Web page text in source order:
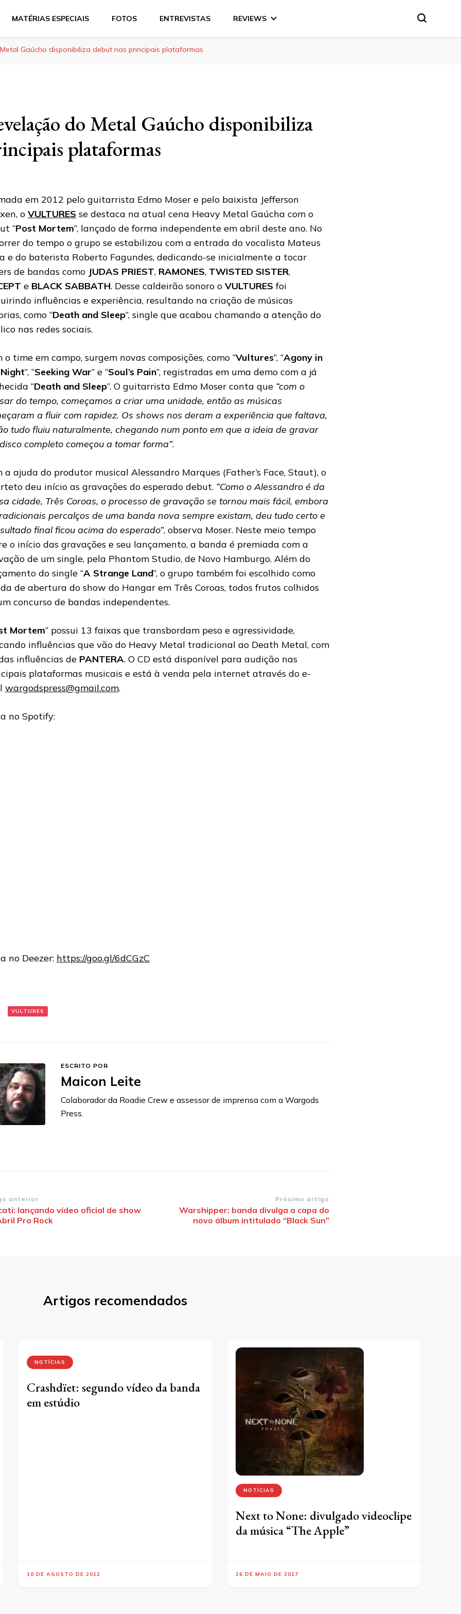
MATÉRIAS ESPECIAIS FOTOS ENTREVISTAS REVIEWS
Gaúcho disponibiliza debut nas principais plataformas
do Metal Gaúcho disponibiliza
plataformas
em 2012 pelo guitarrista Edmo Moser e pelo baixista Jefferson
o VULTURES se destaca na atual cena Heavy Metal Gaúcha com o
“Post Mortem”, lançado de forma independente em abril deste ano. No
do tempo o grupo se estabilizou com a entrada do vocalista Mateus
e do baterista Roberto Fagundes, dedicando-se inicialmente a tocar
de bandas como JUDAS PRIEST, RAMONES, TWISTED SISTER,
e BLACK SABBATH. Desse caldeirão sonoro o VULTURES foi
influências e experiência, resultando na criação de músicas
como “Death and Sleep”, single que acabou chamando a atenção do
nas redes sociais.
o time em campo, surgem novas composições, como “Vultures”, “Agony in
”, “Seeking War” e “Soul’s Pain”, registradas em uma demo com a já
“Death and Sleep”. O guitarrista Edmo Moser conta que “com o
do tempo, começamos a criar uma unidade, então as músicas
a fluir com rapidez. Os shows nos deram a experiência que faltava,
tudo fluiu naturalmente, chegando num ponto em que a ideia de gravar
completo começou a tomar forma”.
a ajuda do produtor musical Alessandro Marques (Father’s Face, Staut), o
deu início as gravações do esperado debut. “Como o Alessandro é da
cidade, Três Coroas, o processo de gravação se tornou mais fácil, embora
percalços de uma banda nova sempre existam, deu tudo certo e
final ficou acima do esperado”, observa Moser. Neste meio tempo
o início das gravações e seu lançamento, a banda é premiada com a
de um single, pela Phantom Studio, de Novo Hamburgo. Além do
do single “A Strange Land”, o grupo também foi escolhido como
de abertura do show do Hangar em Três Coroas, todos frutos colhidos
concurso de bandas independentes.
Mortem” possui 13 faixas que transbordam peso e agressividade,
influências que vão do Heavy Metal tradicional ao Death Metal, com
influências de PANTERA. O CD está disponível para audição nas
plataformas musicais e está à venda pela internet através do e-
wargodspress@gmail.com.
no Spotify:
no Deezer: https://goo.gl/6dCGzC
VULTURES
ESCRITO POR
Maicon Leite
Colaborador da Roadie Crew e assessor de imprensa com a Wargods
Press.
anterior
lançando vídeo oficial de show
Pro Rock
Próximo artigo
Warshipper: banda divulga a capa do
novo álbum intitulado “Black Sun”
Artigos recomendados
NOTÍCIAS
Crashdïet: segundo vídeo da banda
em estúdio
10 DE AGOSTO DE 2012
NOTÍCIAS
Next to None: divulgado videoclipe
da música “The Apple”
26 DE MAIO DE 2017